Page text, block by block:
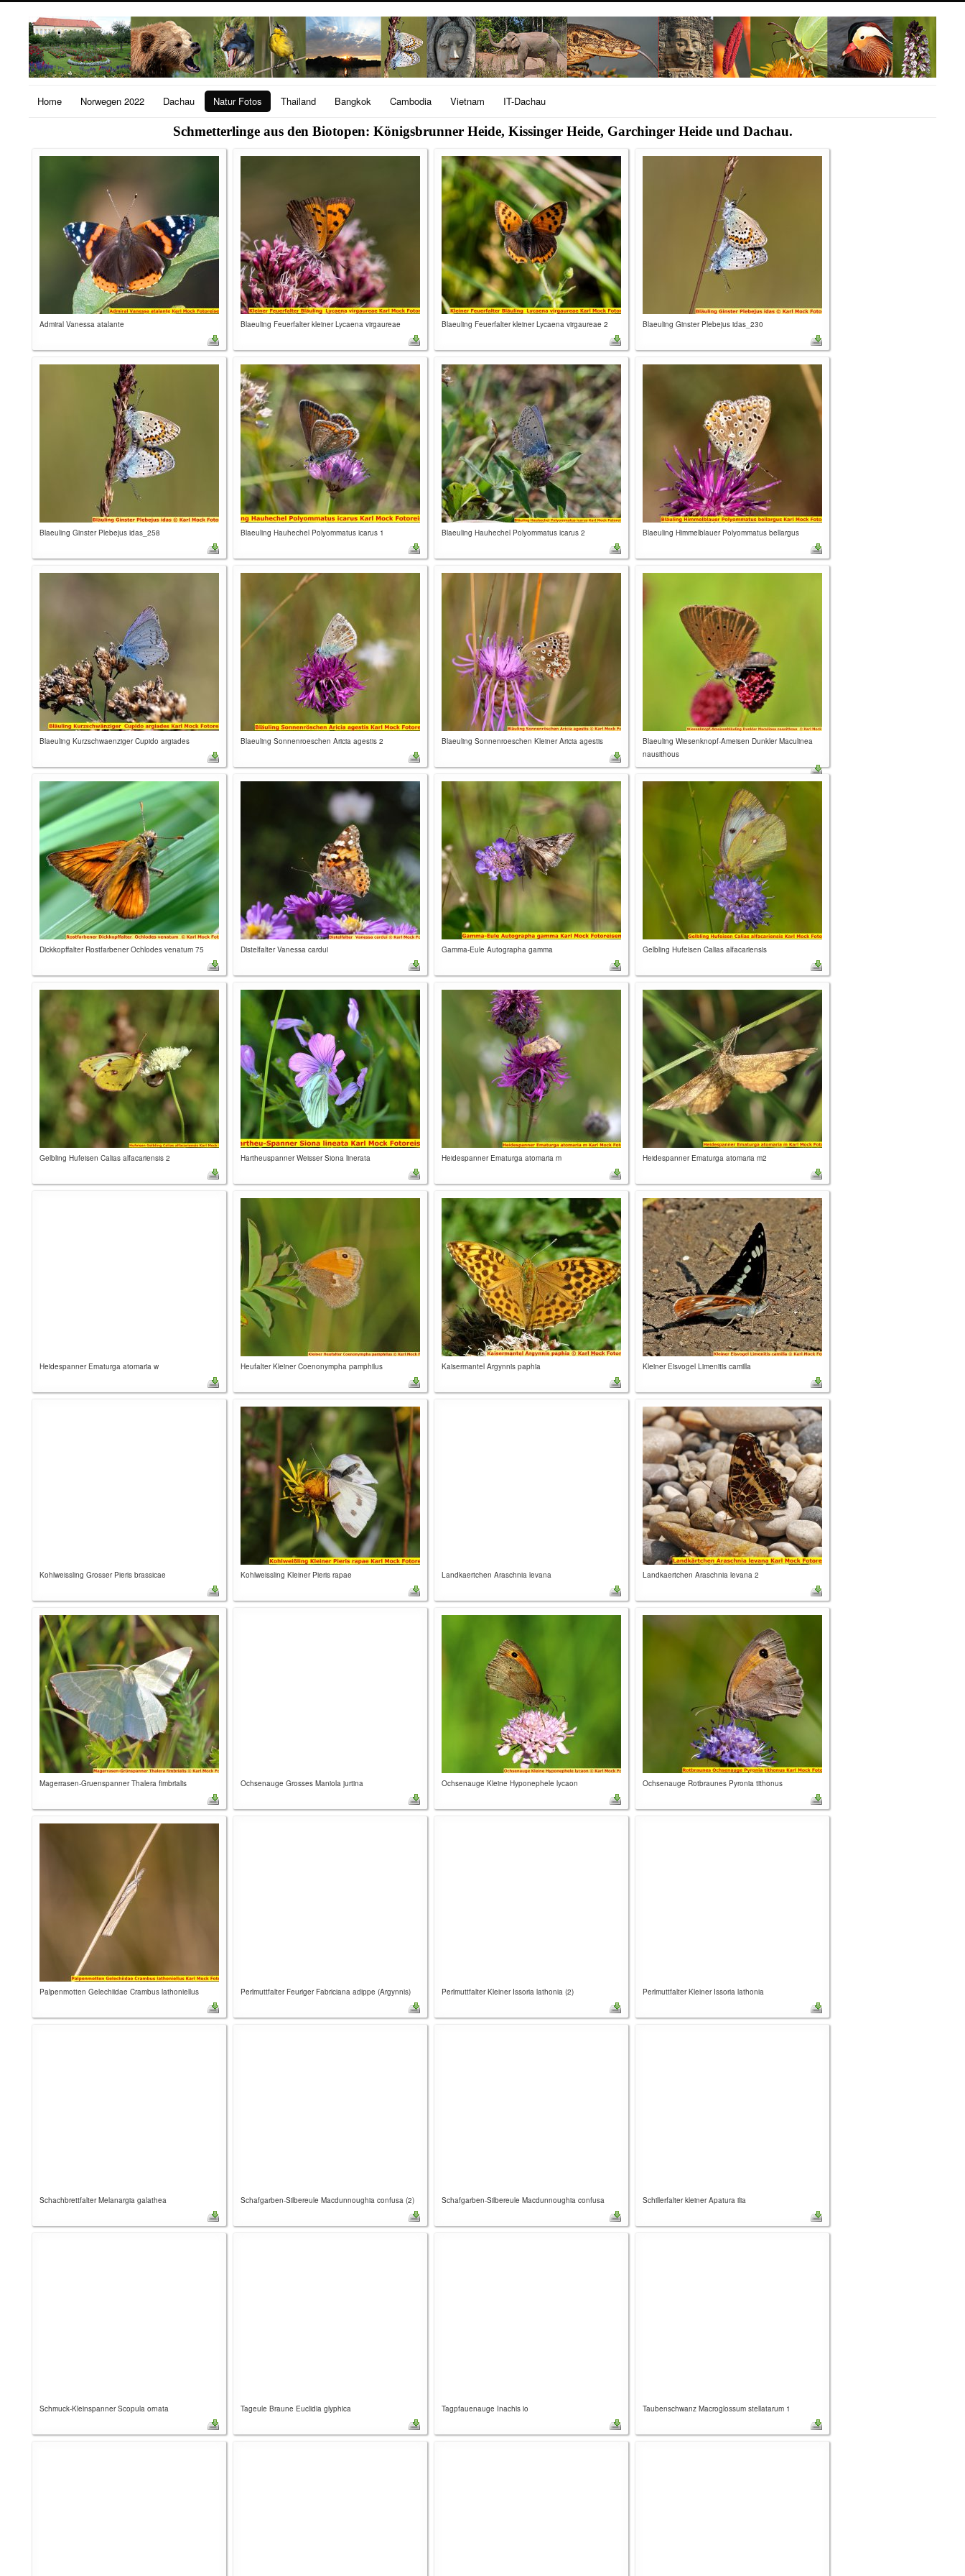
Home Norwegen 2022 Dachau Natur Fotos Thailand Bangkok Cambodia Vietnam IT-Dachau
Schmetterlinge aus den Biotopen: Königsbrunner Heide, Kissinger Heide, Garchinger Heide und Dachau.
Admiral Vanessa atalante Blaeuling Feuerfalter kleiner Lycaena virgaureae Blaeuling Feuerfalter kleiner Lycaena virgaureae 2 Blaeuling Ginster Plebejus idas_230
Blaeuling Ginster Plebejus idas_258 Blaeuling Hauhechel Polyommatus icarus 1 Blaeuling Hauhechel Polyommatus icarus 2 Blaeuling Himmelblauer Polyommatus bellargus
Blaeuling Kurzschwaenziger Cupido argiades Blaeuling Sonnenroeschen Aricia agestis 2 Blaeuling Sonnenroeschen Kleiner Aricia agestis
Blaeuling Wiesenknopf-Ameisen Dunkler Maculinea
nausithous
Dickkopffalter Rostfarbener Ochlodes venatum 75 Distelfalter Vanessa cardui Gamma-Eule Autographa gamma Gelbling Hufeisen Calias alfacariensis
Gelbling Hufeisen Calias alfacariensis 2 Hartheuspanner Weisser Siona linerata Heidespanner Ematurga atomaria m Heidespanner Ematurga atomaria m2
Heidespanner Ematurga atomaria w Heufalter Kleiner Coenonympha pamphilus Kaisermantel Argynnis paphia Kleiner Eisvogel Limenitis camilla
Kohlweissling Grosser Pieris brassicae Kohlweissling Kleiner Pieris rapae Landkaertchen Araschnia levana Landkaertchen Araschnia levana 2
Magerrasen-Gruenspanner Thalera fimbrialis Ochsenauge Grosses Maniola jurtina Ochsenauge Kleine Hyponephele lycaon Ochsenauge Rotbraunes Pyronia tithonus
Palpenmotten Gelechiidae Crambus lathoniellus Perlmuttfalter Feuriger Fabriciana adippe (Argynnis) Perlmuttfalter Kleiner Issoria lathonia (2) Perlmuttfalter Kleiner Issoria lathonia
Schachbrettfalter Melanargia galathea Schafgarben-Silbereule Macdunnoughia confusa (2) Schafgarben-Silbereule Macdunnoughia confusa Schillerfalter kleiner Apatura ilia
Schmuck-Kleinspanner Scopula ornata Tageule Braune Euclidia glyphica Tagpfauenauge Inachis io Taubenschwanz Macroglossum stellatarum 1